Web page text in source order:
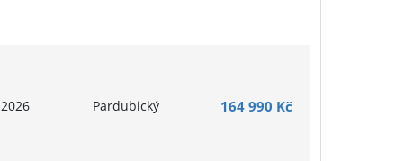
2026 Pardubický 164 990 Kč